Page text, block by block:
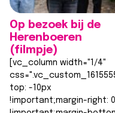
Op bezoek bij de
Herenboeren
(filmpje)
[vc_column width="1/4"
top: -10px
!important;margin-right: